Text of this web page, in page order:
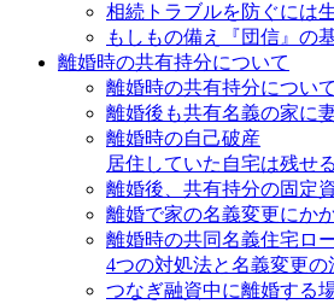
相続トラブルを防ぐには
もしもの備え『団信』の
離婚時の共有持分について
離婚時の共有持分につい
離婚後も共有名義の家に
離婚時の自己破産
居住していた自宅は残せ
離婚後、共有持分の固定
離婚で家の名義変更にか
離婚時の共同名義住宅ロ
4つの対処法と名義変更の
つなぎ融資中に離婚する